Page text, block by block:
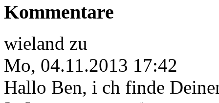
Kommentare
wieland zu
Mo, 04.11.2013 17:42
Hallo Ben, i ch finde